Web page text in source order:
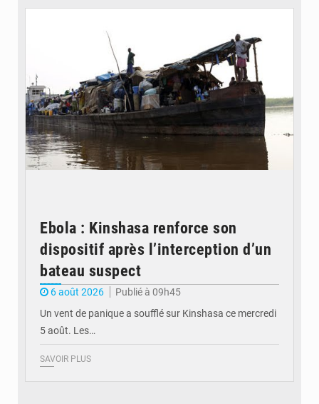
Ebola : Kinshasa renforce son
dispositif après l’interception d’un
bateau suspect
6 août 2026
Publié à 09h45
Un vent de panique a soufflé sur Kinshasa ce mercredi
5 août. Les…
SAVOIR PLUS